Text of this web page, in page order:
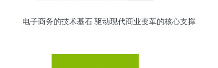
电子商务的技术基石 驱动现代商业变革的核心支撑